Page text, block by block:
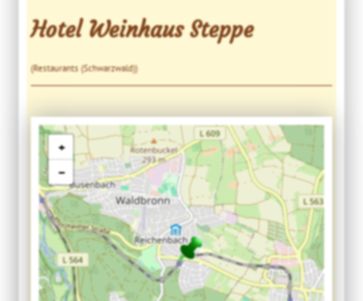
Hotel Weinhaus Steppe
(Restaurants (Schwarzwald))
+
−